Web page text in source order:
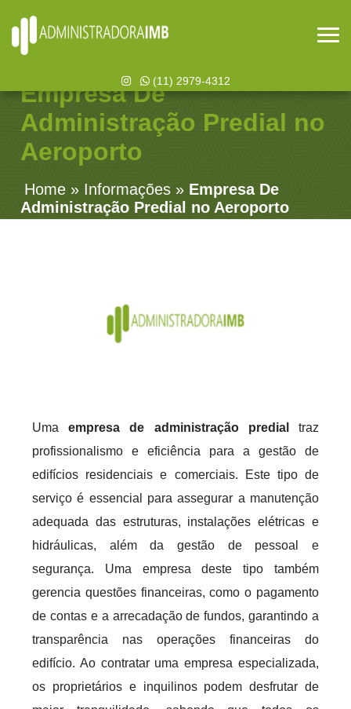
(11) 2979-4312
Empresa De
Administração Predial no
Aeroporto
Home » Informações » Empresa De
Administração Predial no Aeroporto
Umaempresa de administração predial
traz
profissionalismo e eficiência para a gestão de
edifícios residenciais e comerciais. Este tipo de
serviço é essencial para assegurar a manutenção
adequada das estruturas, instalações elétricas e
hidráulicas, além da gestão de pessoal e
segurança. Uma empresa deste tipo também
gerencia questões financeiras, como o pagamento
de contas e a arrecadação de fundos, garantindo a
transparência nas operações financeiras do
edifício. Ao contratar uma empresa especializada,
os proprietários e inquilinos podem desfrutar de